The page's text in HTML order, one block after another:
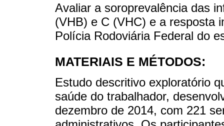
Avaliar a soroprevalência das
(VHB) e C (VHC) e a resposta
Polícia Rodoviária Federal do
MATERIAIS E MÉTODOS:
Estudo descritivo exploratório
saúde do trabalhador,
dezembro de 2014, com 221